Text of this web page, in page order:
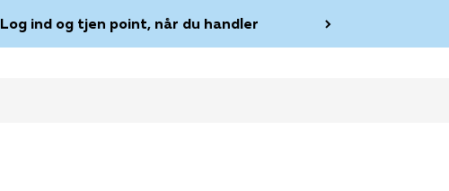
Log ind og tjen point, når du handler